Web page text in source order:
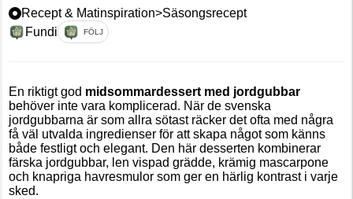
Recept & Matinspiration>Säsongsrecept
Fundi
FÖLJ
En riktigt god midsommardessert med jordgubbar
behöver inte vara komplicerad. När de svenska
jordgubbarna är som allra sötast räcker det ofta med några
få väl utvalda ingredienser för att skapa något som känns
både festligt och elegant. Den här desserten kombinerar
färska jordgubbar, len vispad grädde, krämig mascarpone
och knapriga havresmulor som ger en härlig kontrast i varje
sked.